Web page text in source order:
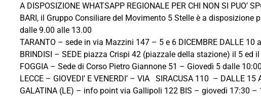
A DISPOSIZIONE WHATSAPP REGIONALE PER CHI NON SI PUO’
BARI, il Gruppo Consiliare del Movimento 5 Stelle è a
dalle 9.00 alle 13.00
TARANTO – sede in via Mazzini 147 – 5 e 6 DICEMBRE DALLE 10
BRINDISI – SEDE piazza Crispi 42 (piazzale della stazione) il 5 ed
FOGGIA – Sede di Corso Pietro Giannone 51 – Giovedì 5 dalle
LECCE – GIOVEDI’ E VENERDI’ – VIA SIRACUSA 110 – DALLE 15
GALATINA (LE) – info point via Gallipoli 122 BIS – giovedì 17:30